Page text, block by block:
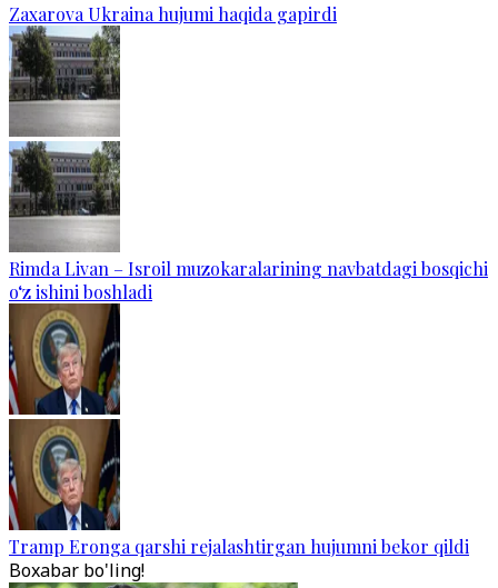
Zaxarova Ukraina hujumi haqida gapirdi
Rimda Livan – Isroil muzokaralarining navbatdagi bosqichi
o‘z ishini boshladi
Tramp Eronga qarshi rejalashtirgan hujumni bekor qildi
Boxabar bo'ling!